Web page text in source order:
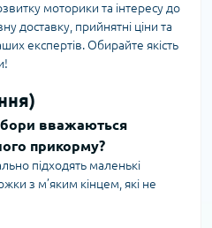
моторики та інтересу до
доставку, прийнятні ціни та
експертів. Обирайте якість
вважаються
прикорму?
підходять маленькі
з м’яким кінцем, які не